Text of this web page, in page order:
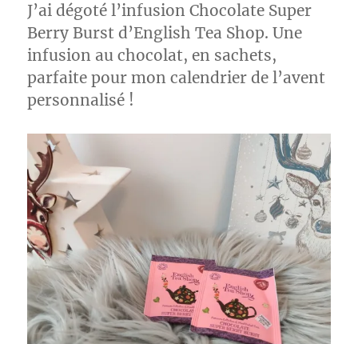
–
English
J’ai dégoté l’infusion Chocolate Super
Berry Burst d’English Tea Shop. Une
infusion au chocolat, en sachets,
parfaite pour mon calendrier de l’avent
personnalisé !